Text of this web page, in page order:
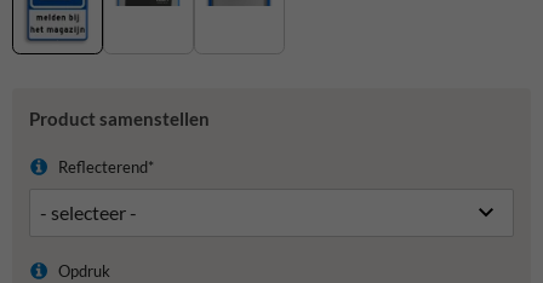
Product samenstellen
Reflecterend*
Opdruk